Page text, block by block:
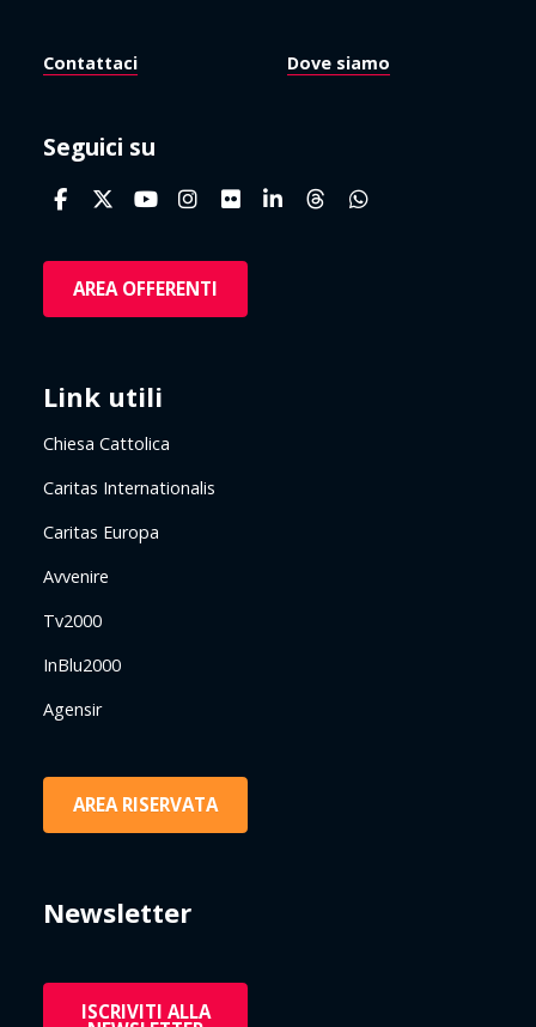
Contattaci Dove siamo
Seguici su
AREA OFFERENTI
Link utili
Chiesa Cattolica
Caritas Internationalis
Caritas Europa
Avvenire
Tv2000
InBlu2000
Agensir
AREA RISERVATA
Newsletter
ISCRIVITI ALLA